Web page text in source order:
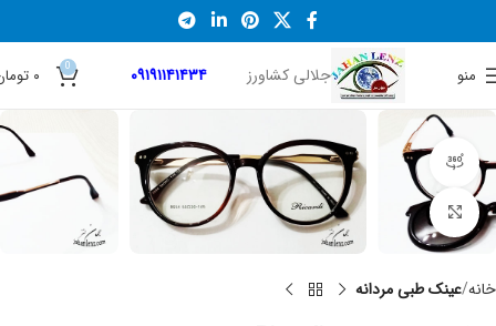
منو جلالی کشاورز ۰۹۱۹۱۱۴۱۴۳۴ 0 ۰
نمایش 360 درجه محصول
برای بزرگنمایی کلیک کنید
خانه عینک طبی مردانه